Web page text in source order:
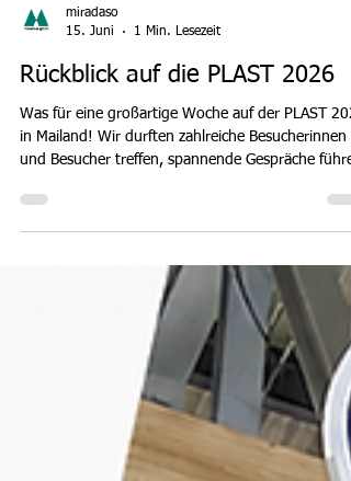
miradaso
Rückblick auf die PLAST 2026
in Mailand! Wir durften zahlreiche Besucherinnen
Ansätze für zukünftige Kooperationen entwickeln.
Die Messe hat einmal mehr gezeigt, wie wichtig
persönlicher Austausch, starke Partnerschaften
gemeinsame Innovationen für die Zukunft der
Kunststoff- und Polymerindustrie sind. Besonders
gefreut hat uns das große Interesse an unseren L